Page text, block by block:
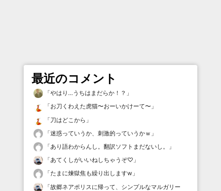
最近のコメント
「やはり…うちはまだらか！？ 」
「お刀くわえた虎猫〜おーいかけーて〜 」
「刀はどこから 」
「迷惑っていうか、刺激的っていうかｗ 」
「あり語わからんし。翻訳ソフトまだないし。
」
「あてくしがいいねしちゃうぞ♡ 」
「たまに煉獄焦も繰り出しますw 」
「故郷ネアポリスに帰って、シンプルなマルガリー